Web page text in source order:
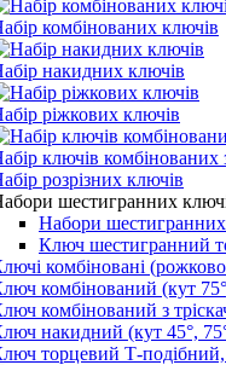
комбінованих ключів
накидних ключів
ріжкових ключів
ключів комбінованих
розрізних ключів
шестигранних
Набори
Ключ шестигранний
комбіновані
комбінований (кут
комбінований з
накидний (кут 45°,
торцевий Т-